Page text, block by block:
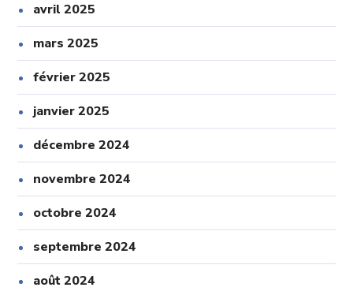
avril 2025
mars 2025
février 2025
janvier 2025
décembre 2024
novembre 2024
octobre 2024
septembre 2024
août 2024